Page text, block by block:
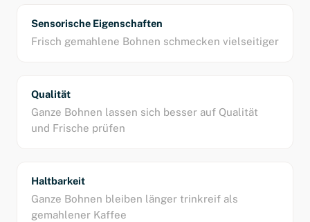
Sensorische Eigenschaften
Frisch gemahlene Bohnen schmecken vielseitiger
Qualität
Ganze Bohnen lassen sich besser auf Qualität
und Frische prüfen
Haltbarkeit
Ganze Bohnen bleiben länger trinkreif als
gemahlener Kaffee